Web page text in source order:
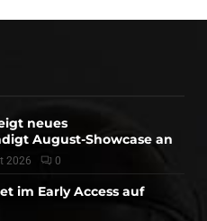
neues
August-Showcase an
2026 0
im Early Access auf